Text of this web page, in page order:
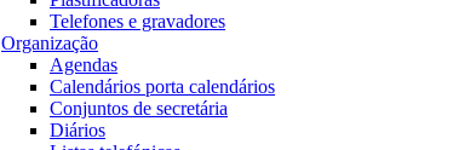
Telefones e gravadores
Organização
Agendas
Calendários porta calendários
Conjuntos de secretária
Diários